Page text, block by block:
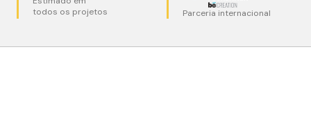
todos os projetos
Parceria internacional